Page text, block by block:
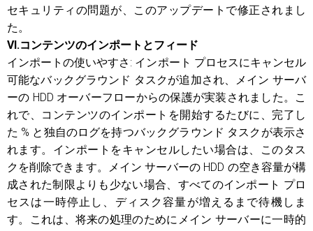
セキュリティの問題が、このアップデートで修正されまし
た。
VI.コンテンツのインポートとフィード
インポートの使いやすさ: インポート プロセスにキャンセル
可能なバックグラウンド タスクが追加され、メイン サーバ
ーの HDD オーバーフローからの保護が実装されました。こ
れで、コンテンツのインポートを開始するたびに、完了し
た % と独自のログを持つバックグラウンド タスクが表示さ
れます。インポートをキャンセルしたい場合は、このタス
クを削除できます。メイン サーバーの HDD の空き容量が構
成された制限よりも少ない場合、すべてのインポート プロ
セスは一時停止し、ディスク容量が増えるまで待機しま
す。これは、将来の処理のためにメイン サーバーに一時的